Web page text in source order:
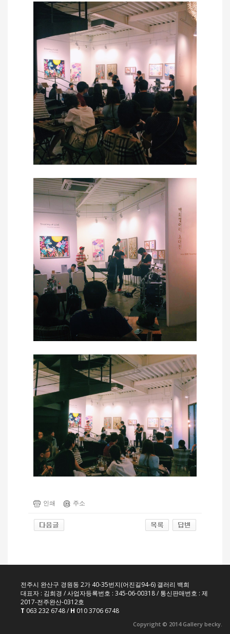
인쇄 주소
전주시 완산구 경원동 2가 40-35번지(어진길94-6) 갤러리 백희
대표자 : 김희경 / 사업자등록번호 : 345-06-00318 / 통신판매번호 : 제
2017-전주완산-0312호
T 063 232 6748 / H 010 3706 6748
Copyright © 2014 Gallery becky.